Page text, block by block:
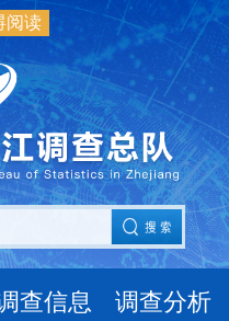
阅读
查信息
调查分析